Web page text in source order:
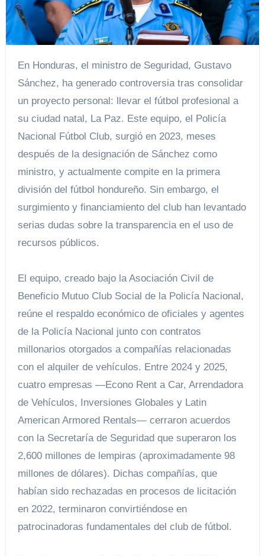
En Honduras, el ministro de Seguridad, Gustavo
Sánchez, ha generado controversia tras consolidar
un proyecto personal: llevar el fútbol profesional a
su ciudad natal, La Paz. Este equipo, el Policía
Nacional Fútbol Club, surgió en 2023, meses
después de la designación de Sánchez como
ministro, y actualmente compite en la primera
división del fútbol hondureño. Sin embargo, el
surgimiento y financiamiento del club han levantado
serias dudas sobre la transparencia en el uso de
recursos públicos.
El equipo, creado bajo la Asociación Civil de
Beneficio Mutuo Club Social de la Policía Nacional,
reúne el respaldo económico de oficiales y agentes
de la Policía Nacional junto con contratos
millonarios otorgados a compañías relacionadas
con el alquiler de vehículos. Entre 2024 y 2025,
cuatro empresas —Econo Rent a Car, Arrendadora
de Vehículos, Inversiones Globales y Latin
American Armored Rentals— cerraron acuerdos
con la Secretaría de Seguridad que superaron los
2,600 millones de lempiras (aproximadamente 98
millones de dólares). Dichas compañías, que
habían sido rechazadas en procesos de licitación
en 2022, terminaron convirtiéndose en
patrocinadoras fundamentales del club de fútbol.